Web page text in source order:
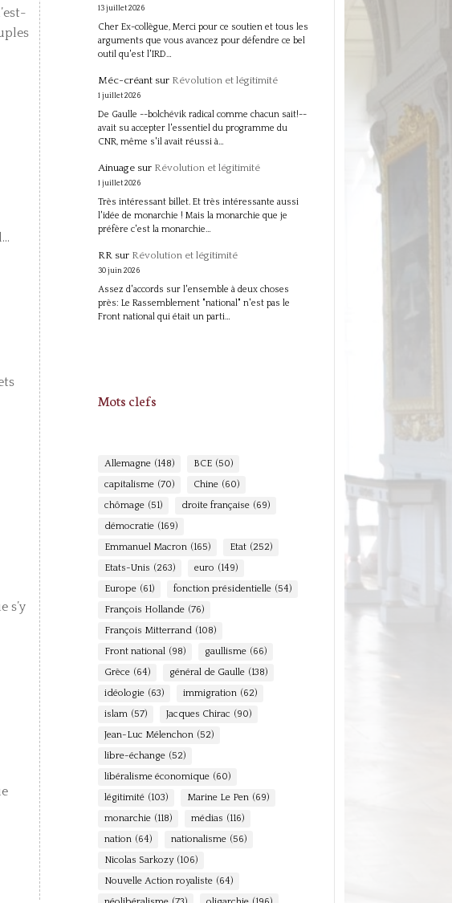
s’y
13 juillet 2026
Cher Ex-collègue, Merci pour ce soutien et tous les
arguments que vous avancez pour défendre ce bel
outil qu'est l'IRD…
Méc-créantsur Révolution et légitimité
1 juillet 2026
De Gaulle --bolchévik radical comme chacun sait!--
avait su accepter l'essentiel du programme du
CNR, même s'il avait réussi à…
Ainuagesur Révolution et légitimité
1 juillet 2026
Très intéressant billet. Et très intéressante aussi
l'idée de monarchie ! Mais la monarchie que je
préfère c'est la monarchie…
RRsur Révolution et légitimité
30 juin 2026
Assez d'accords sur l'ensemble à deux choses
près: Le Rassemblement "national" n'est pas le
Front national qui était un parti…
Mots clefs
Allemagne (148) BCE (50)
capitalisme (70) Chine (60)
chômage (51) droite française (69)
démocratie (169)
Emmanuel Macron (165) Etat (252)
Etats-Unis (263) euro (149)
Europe (61) fonction présidentielle (54)
François Hollande (76)
François Mitterrand (108)
Front national (98) gaullisme (66)
Grèce (64) général de Gaulle (138)
idéologie (63) immigration (62)
islam (57) Jacques Chirac (90)
Jean-Luc Mélenchon (52)
libre-échange (52)
libéralisme économique (60)
légitimité (103) Marine Le Pen (69)
monarchie (118) médias (116)
nation (64) nationalisme (56)
Nicolas Sarkozy (106)
Nouvelle Action royaliste (64)